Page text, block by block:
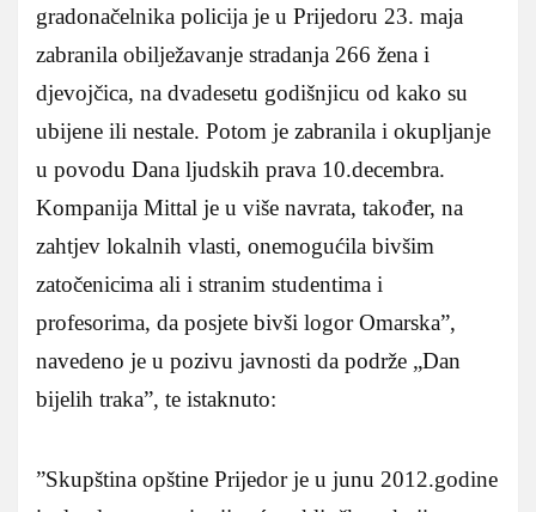
gradonačelnika policija je u Prijedoru 23. maja
zabranila obilježavanje stradanja 266 žena i
djevojčica, na dvadesetu godišnjicu od kako su
ubijene ili nestale. Potom je zabranila i okupljanje
u povodu Dana ljudskih prava 10.decembra.
Kompanija Mittal je u više navrata, također, na
zahtjev lokalnih vlasti, onemogućila bivšim
zatočenicima ali i stranim studentima i
profesorima, da posjete bivši logor Omarska”,
navedeno je u pozivu javnosti da podrže „Dan
bijelih traka”, te istaknuto:
”Skupština opštine Prijedor je u junu 2012.godine